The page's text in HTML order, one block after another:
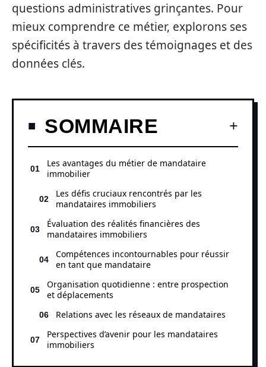
questions administratives grinçantes. Pour
mieux comprendre ce métier, explorons ses
spécificités à travers des témoignages et des
données clés.
SOMMAIRE
Les avantages du métier de mandataire
immobilier
Les défis cruciaux rencontrés par les
mandataires immobiliers
Évaluation des réalités financières des
mandataires immobiliers
Compétences incontournables pour réussir
en tant que mandataire
Organisation quotidienne : entre prospection
et déplacements
Relations avec les réseaux de mandataires
Perspectives d’avenir pour les mandataires
immobiliers